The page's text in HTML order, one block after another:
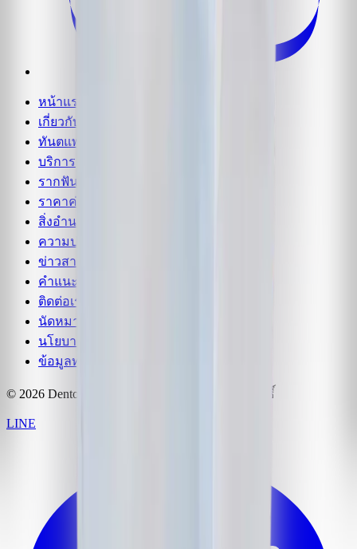
หน้าแรก
เกี่ยวกับเรา
ทันตแพทย์ของเรา
บริการ
รากฟันเทียม
ราคาค่ารักษา
สิ่งอำนวยความสะดวก
ความประทับใจ
ข่าวสาร
คำแนะนำจากทันตแพทย์
ติดต่อเรา
นัดหมาย
นโยบายความเป็นส่วนตัว
ข้อมูลทางกฎหมาย
© 2026 Dentopia Dentalligence Clinic สงวนลิขสิทธิ์
LINE